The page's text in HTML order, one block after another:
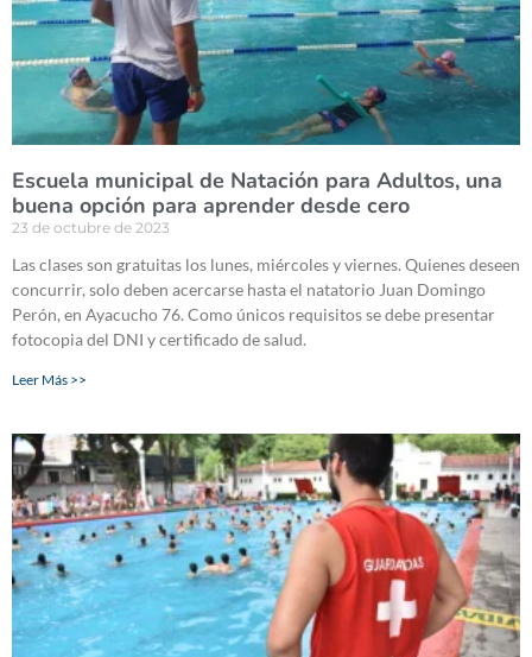
Escuela municipal de Natación para Adultos, una
buena opción para aprender desde cero
23 de octubre de 2023
Las clases son gratuitas los lunes, miércoles y viernes. Quienes deseen
concurrir, solo deben acercarse hasta el natatorio Juan Domingo
Perón, en Ayacucho 76. Como únicos requisitos se debe presentar
fotocopia del DNI y certificado de salud.
Leer Más >>